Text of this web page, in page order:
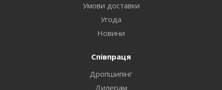
Умови доставки
Угода
Новини
Співпраця
Дропшипінг
Дилерам